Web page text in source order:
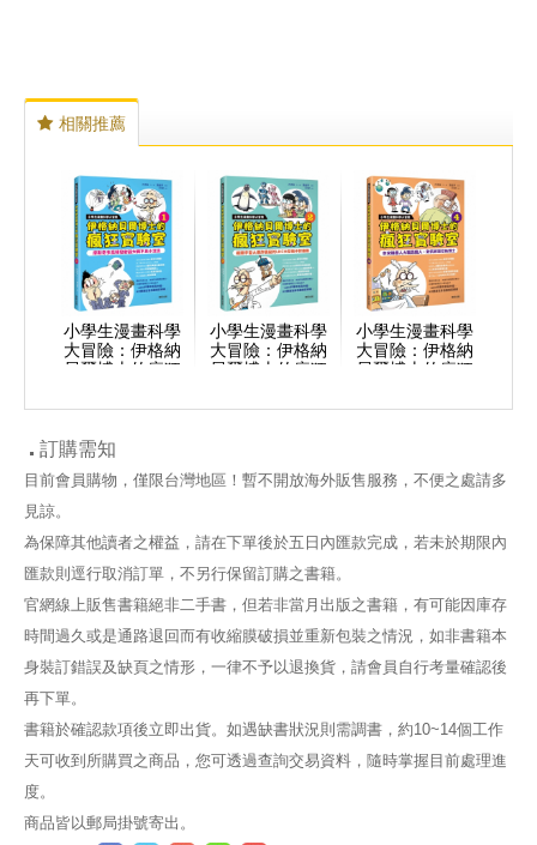
相關推薦
小學生漫畫科學
大冒險：伊格納
貝爾博士的瘋狂
奇多高頻發射器
小學生漫畫科學
大冒險：伊格納
貝爾博士的瘋狂
宇宙大爆炸奧祕
小學生漫畫科學
大冒險：伊格納
貝爾博士的瘋狂
器人大戰恐龍
訂購需知
目前會員購物，僅限台灣地區！暫不開放海外販售服務，不便之處請多
見諒。
為保障其他讀者之權益，請在下單後於五日內匯款完成，若未於期限內
匯款則逕行取消訂單，不另行保留訂購之書籍。
官網線上販售書籍絕非二手書，但若非當月出版之書籍，有可能因庫存
時間過久或是通路退回而有收縮膜破損並重新包裝之情況，如非書籍本
身裝訂錯誤及缺頁之情形，一律不予以退換貨，請會員自行考量確認後
再下單。
書籍於確認款項後立即出貨。如遇缺書狀況則需調書，約10~14個工作
天可收到所購買之商品，您可透過查詢交易資料，隨時掌握目前處理進
度。
商品皆以郵局掛號寄出。